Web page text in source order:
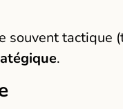
souvent tactique
.